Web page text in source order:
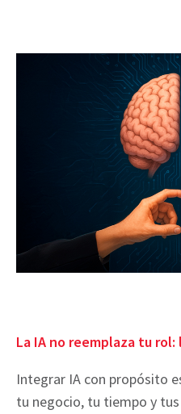
La IA no reemplaza tu
Integrar IA con propósito
tu negocio, tu tiempo y